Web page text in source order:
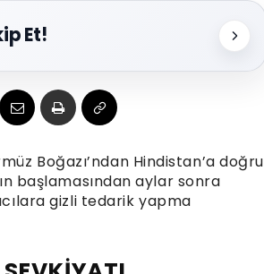
Et!
Boğazı’ndan Hindistan’a doğru
başlamasından aylar sonra
gizli tedarik yapma